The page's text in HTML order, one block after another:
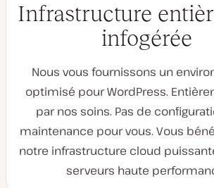
Infrastructure
infogérée
Nous vous fournissons un
optimisé pour WordPress.
par nos soins. Pas de
maintenance pour vous. Vous
notre infrastructure cloud
serveurs haute